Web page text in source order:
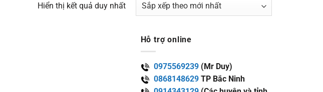
Hiển thị kết quả duy nhất
Hỗ trợ online
0975569239(Mr Duy)
0868148629TP Bắc Ninh